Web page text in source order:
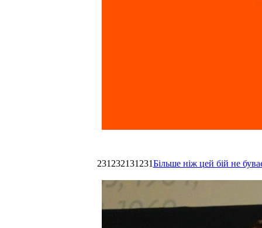
231232131231Більше ніж цей бій не